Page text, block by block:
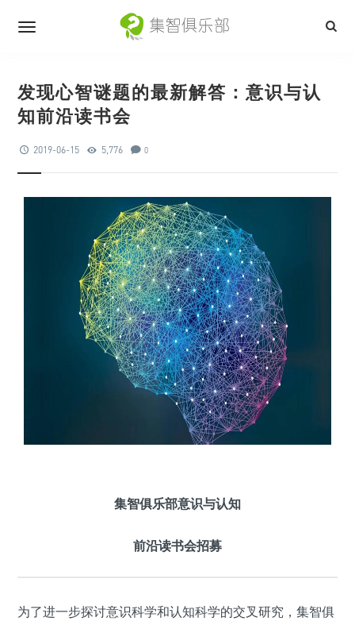
发现心智谜题的最新解答：意识与认
知前沿读书会
2019-06-15 5,776 0
集智俱乐部意识与认知
前沿读书会招募
为了进一步探讨意识科学和认知科学的交叉研究，集智俱